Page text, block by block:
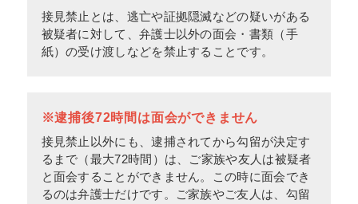
接見禁止とは、逃亡や証拠隠滅などの疑いがある
被疑者に対して、弁護士以外の面会・書類（手
紙）の受け渡しなどを禁止することです。
※逮捕後72時間は面会ができません
接見禁止以外にも、逮捕されてから勾留が決定す
るまで（最大72時間）は、ご家族や友人は被疑者
と面会することができません。この時に面会でき
るのは弁護士だけです。ご家族やご友人は、勾留